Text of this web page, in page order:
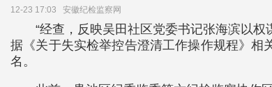
12-23 17:03 安徽纪检监察网
“经查，反映吴田社区党委书记张海滨以
据《关于失实检举控告澄清工作操作规程》
名。